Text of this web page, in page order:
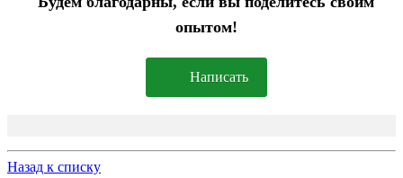
опытом!
Написать
Назад к списку